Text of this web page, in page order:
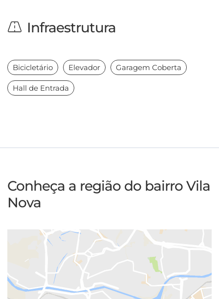
Infraestrutura
Bicicletário Elevador Garagem Coberta
Hall de Entrada
Conheça a região do bairro Vila
Nova